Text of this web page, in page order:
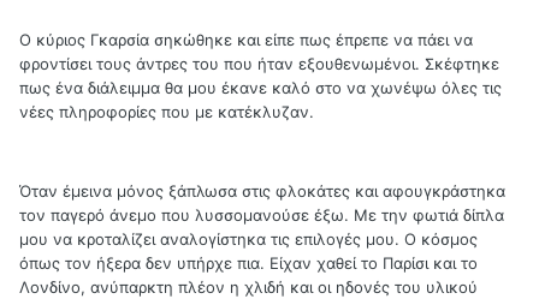
Ο κύριος Γκαρσία σηκώθηκε και είπε πως έπρεπε να πάει να
φροντίσει τους άντρες του που ήταν εξουθενωμένοι. Σκέφτηκε
πως ένα διάλειμμα θα μου έκανε καλό στο να χωνέψω όλες τις
νέες πληροφορίες που με κατέκλυζαν.
Όταν έμεινα μόνος ξάπλωσα στις φλοκάτες και αφουγκράστηκα
τον παγερό άνεμο που λυσσομανούσε έξω. Με την φωτιά δίπλα
μου να κροταλίζει αναλογίστηκα τις επιλογές μου. Ο κόσμος
όπως τον ήξερα δεν υπήρχε πια. Είχαν χαθεί το Παρίσι και το
Λονδίνο, ανύπαρκτη πλέον η χλιδή και οι ηδονές του υλικού